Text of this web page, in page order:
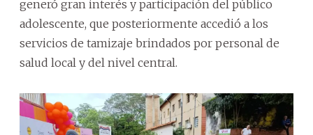
generó gran interés y participación del público
adolescente, que posteriormente accedió a los
servicios de tamizaje brindados por personal de
salud local y del nivel central.